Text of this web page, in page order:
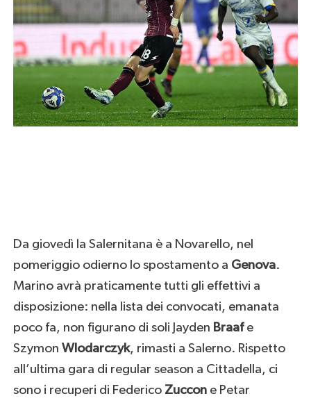
Da giovedì la Salernitana è a Novarello, nel
pomeriggio odierno lo spostamento a Genova.
Marino avrà praticamente tutti gli effettivi a
disposizione: nella lista dei convocati, emanata
poco fa, non figurano di soli Jayden Braafe
Szymon Wlodarczyk, rimasti a Salerno. Rispetto
all’ultima gara di regular season a Cittadella, ci
sono i recuperi di Federico Zuccone Petar